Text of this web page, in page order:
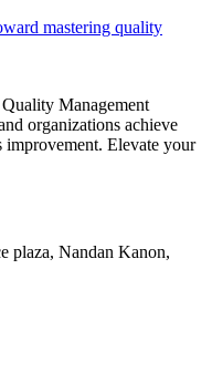
mastering quality
Management
organizations achieve
improvement. Elevate your
plaza, Nandan Kanon,